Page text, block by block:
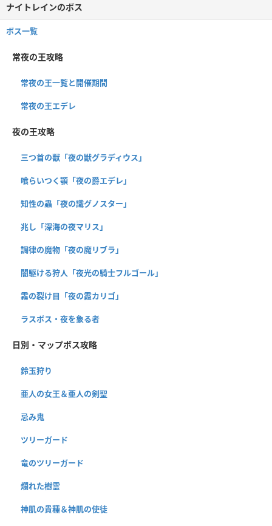
ナイトレインのボス
ボス一覧
常夜の王攻略
常夜の王一覧と開催期間
常夜の王エデレ
夜の王攻略
三つ首の獣「夜の獣グラディウス」
喰らいつく顎「夜の爵エデレ」
知性の蟲「夜の識グノスター」
兆し「深海の夜マリス」
調律の魔物「夜の魔リブラ」
闇駆ける狩人「夜光の騎士フルゴール」
霧の裂け目「夜の霞カリゴ」
ラスボス・夜を象る者
日別・マップボス攻略
鈴玉狩り
亜人の女王＆亜人の剣聖
忌み鬼
ツリーガード
竜のツリーガード
爛れた樹霊
神肌の貴種＆神肌の使徒